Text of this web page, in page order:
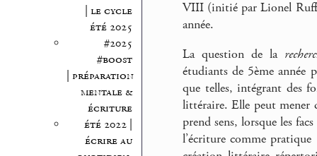
| le cycle
été 2025
#2025
#boost
| préparation
mentale &
écriture
été 2022 |
écrire au
VIII (initié par Lionel
année.
La question de la
étudiants de 5ème année
que telles, intégrant des
littéraire. Elle peut mener
prend sens, lorsque les
l’écriture comme